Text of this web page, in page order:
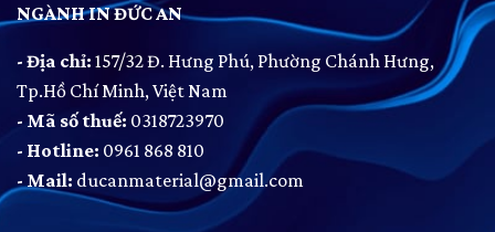
NGÀNH IN ĐỨC AN
- Địa chỉ: 157/32 Đ. Hưng Phú, Phường Chánh Hưng,
Tp.Hồ Chí Minh, Việt Nam
- Mã số thuế: 0318723970
- Hotline: 0961 868 810
- Mail: ducanmaterial@gmail.com